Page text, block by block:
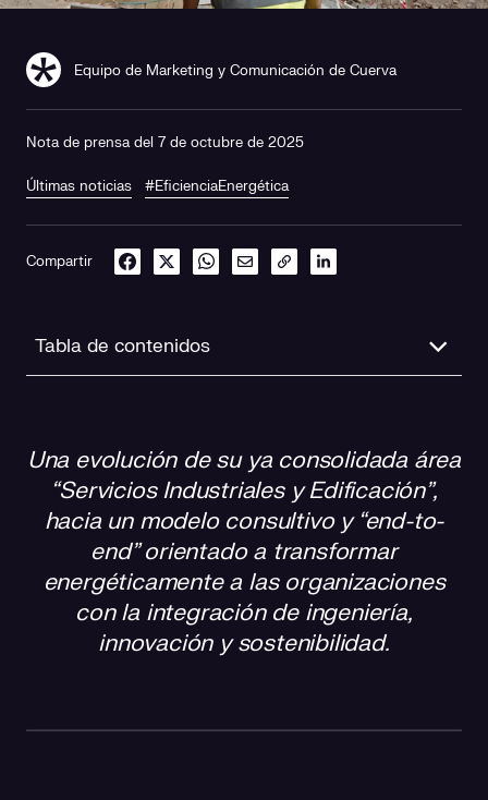
Equipo de Marketing y Comunicación de Cuerva
Nota de prensa del 7 de octubre de 2025
Últimas noticias #EficienciaEnergética
Compartir
Tabla de contenidos
Servicios que transforman la energía en valor
Lo que hace único a Smart Services
Un socio clave para el futuro energético
Una evolución de su ya consolidada área
“Servicios Industriales y Edificación”,
hacia un modelo consultivo y “end-to-
end” orientado a transformar
energéticamente a las organizaciones
con la integración de ingeniería,
innovación y sostenibilidad.